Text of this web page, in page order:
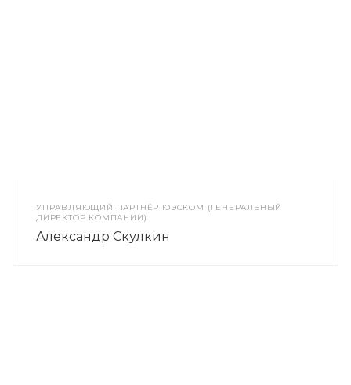
УПРАВЛЯЮЩИЙ ПАРТНЁР ЮЭСКОМ (ГЕНЕРАЛЬНЫЙ
ДИРЕКТОР КОМПАНИИ)
Александр Скулкин